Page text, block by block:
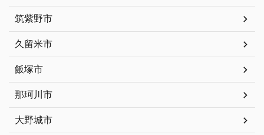
筑紫野市
久留米市
飯塚市
那珂川市
大野城市